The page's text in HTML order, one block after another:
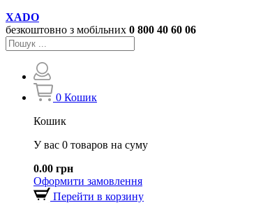
XADO
безкоштовно з мобільних 0 800 40 60 06
0 Кошик
Кошик
У вас 0 товаров на суму
0.00 грн
Оформити замовлення
Перейти в корзину